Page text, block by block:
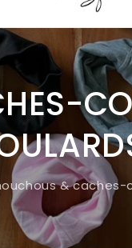
& caches-